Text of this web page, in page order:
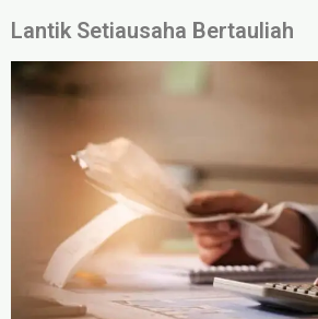
Lantik Setiausaha Bertauliah